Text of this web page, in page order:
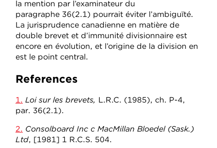
la mention par l’examinateur du
paragraphe 36(2.1) pourrait éviter l’ambiguïté.
La jurisprudence canadienne en matière de
double brevet et d’immunité divisionnaire est
encore en évolution, et l’origine de la division en
est le point central.
References
1. Loi sur les brevets, L.R.C. (1985), ch. P-4,
par. 36(2.1).
2. Consolboard Inc c MacMillan Bloedel (Sask.)
Ltd, [1981] 1 R.C.S. 504.